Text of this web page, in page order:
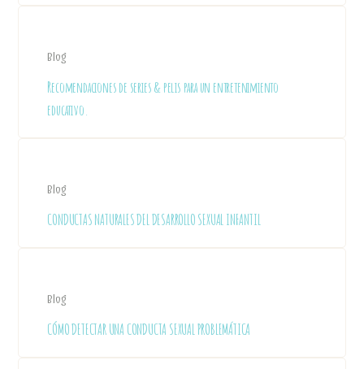
Blog
Recomendaciones de series & pelis para un entretenimiento
educativo.
Blog
CONDUCTAS NATURALES DEL DESARROLLO SEXUAL INFANTIL
Blog
CÓMO DETECTAR UNA CONDUCTA SEXUAL PROBLEMÁTICA